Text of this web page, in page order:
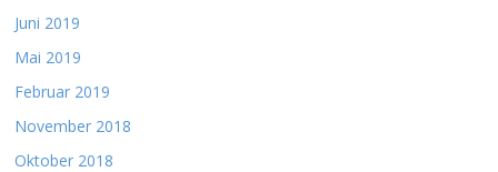
Juni 2019
Mai 2019
Februar 2019
November 2018
Oktober 2018